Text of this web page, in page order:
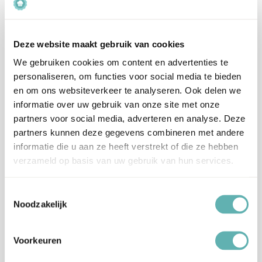
Deze website maakt gebruik van cookies
We gebruiken cookies om content en advertenties te
personaliseren, om functies voor social media te bieden
en om ons websiteverkeer te analyseren. Ook delen we
informatie over uw gebruik van onze site met onze
partners voor social media, adverteren en analyse. Deze
partners kunnen deze gegevens combineren met andere
informatie die u aan ze heeft verstrekt of die ze hebben
verzameld op basis van uw gebruik van hun services.
Noodzakelijk
Voorkeuren
Ingrediënten
(palmpit), melkpoeder (mager), emulgator:
E492, E322 (zonnebloem, raapzaad),
kleurstof: E133.
Allergenen
Dit product bevat: Melk.
Kan sporen bevatten van: Noten.
EAN 8720512699579
Beoordelingen